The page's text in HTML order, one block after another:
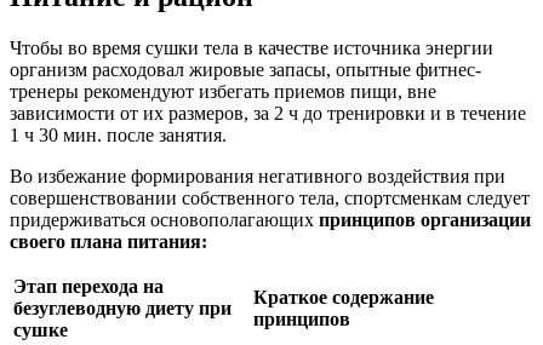
Чтобы во время сушки тела в качестве источника энергии
организм расходовал жировые запасы, опытные фитнес-
тренеры рекомендуют избегать приемов пищи, вне
зависимости от их размеров, за 2 ч до тренировки и в течение
1 ч 30 мин. после занятия.
Во избежание формирования негативного воздействия при
совершенствовании собственного тела, спортсменкам следует
придерживаться основополагающих принципов организации
своего плана питания:
Этап перехода на
безуглеводную диету при
сушке
Краткое содержание
принципов